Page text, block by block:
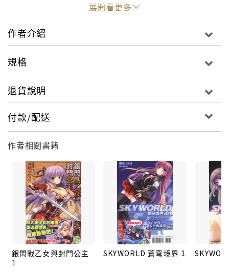
展開看更多
作者介紹
規格
退貨說明
付款/配送
作者相關書籍
銀閃戰乙女與封門公主
1
SKYWORLD 蒼穹境界 1